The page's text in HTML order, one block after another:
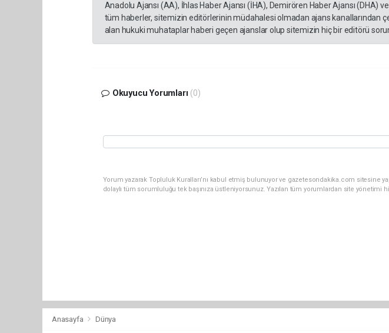
Anadolu Ajansı (AA), İhlas Haber Ajansı (İHA), Demirören Haber Ajansı (DHA)
tüm haberler, sitemizin editörlerinin müdahalesi olmadan ajans kanallarından
alan hukuki muhataplar haberi geçen ajanslar olup sitemizin hiç bir editörü
Okuyucu Yorumları (0)
Yorum yazarak Topluluk Kuralları’nı kabul etmiş bulunuyor ve gazetesondakika.com sitesine
dolaylı tüm sorumluluğu tek başınıza üstleniyorsunuz. Yazılan tüm yorumlardan site
Anasayfa Dünya